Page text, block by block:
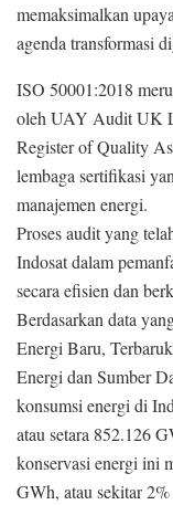
memaksimalkan
agenda transformasi
ISO 50001:2018
oleh UAY Audit UK
Register of Quality
lembaga sertifikasi
manajemen energi.
Proses audit yang
Indosat dalam
secara efisien dan
Berdasarkan data
Energi Baru,
Energi dan Sumber
konsumsi energi di
atau setara 852.126
konservasi energi ini
GWh, atau sekitar